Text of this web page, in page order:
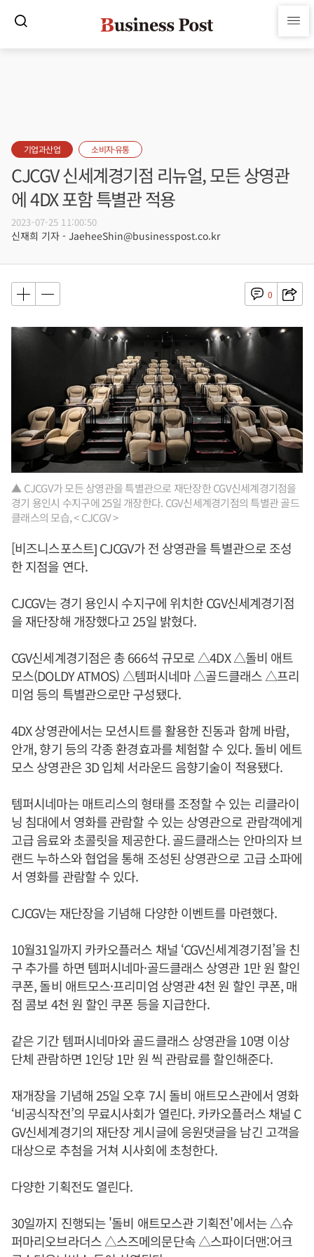
기업과산업 소비자·유통
CJCGV 신세계경기점 리뉴얼, 모든 상영관
에 4DX 포함 특별관 적용
2023-07-25 11:00:50
신재희 기자 - JaeheeShin@businesspost.co.kr
0
▲ CJCGV가 모든 상영관을 특별관으로 재단장한 CGV신세계경기점을
경기 용인시 수지구에 25일 개장한다. CGV신세계경기점의 특별관 골드
클래스의 모습, < CJCGV >
[비즈니스포스트] CJCGV가 전 상영관을 특별관으로 조성
한 지점을 연다.
CJCGV는 경기 용인시 수지구에 위치한 CGV신세계경기점
을 재단장해 개장했다고 25일 밝혔다.
CGV신세계경기점은 총 666석 규모로 △4DX △돌비 애트
모스(DOLDY ATMOS) △템퍼시네마 △골드클래스 △프리
미엄 등의 특별관으로만 구성됐다.
4DX 상영관에서는 모션시트를 활용한 진동과 함께 바람,
안개, 향기 등의 각종 환경효과를 체험할 수 있다. 돌비 에트
모스 상영관은 3D 입체 서라운드 음향기술이 적용됐다.
템퍼시네마는 매트리스의 형태를 조정할 수 있는 리클라이
닝 침대에서 영화를 관람할 수 있는 상영관으로 관람객에게
고급 음료와 초콜릿을 제공한다. 골드클래스는 안마의자 브
랜드 누하스와 협업을 통해 조성된 상영관으로 고급 소파에
서 영화를 관람할 수 있다.
CJCGV는 재단장을 기념해 다양한 이벤트를 마련했다.
10월31일까지 카카오플러스 채널 ‘CGV신세계경기점’을 친
구 추가를 하면 템퍼시네마·골드클래스 상영관 1만 원 할인
쿠폰, 돌비 애트모스·프리미엄 상영관 4천 원 할인 쿠폰, 매
점 콤보 4천 원 할인 쿠폰 등을 지급한다.
같은 기간 템퍼시네마와 골드클래스 상영관을 10명 이상
단체 관람하면 1인당 1만 원 씩 관람료를 할인해준다.
재개장을 기념해 25일 오후 7시 돌비 애트모스관에서 영화
‘비공식작전’의 무료시사회가 열린다. 카카오플러스 채널 C
GV신세계경기의 재단장 게시글에 응원댓글을 남긴 고객을
대상으로 추첨을 거쳐 시사회에 초청한다.
다양한 기획전도 열린다.
30일까지 진행되는 '돌비 애트모스관 기획전'에서는 △슈
퍼마리오브라더스 △스즈메의문단속 △스파이더맨:어크